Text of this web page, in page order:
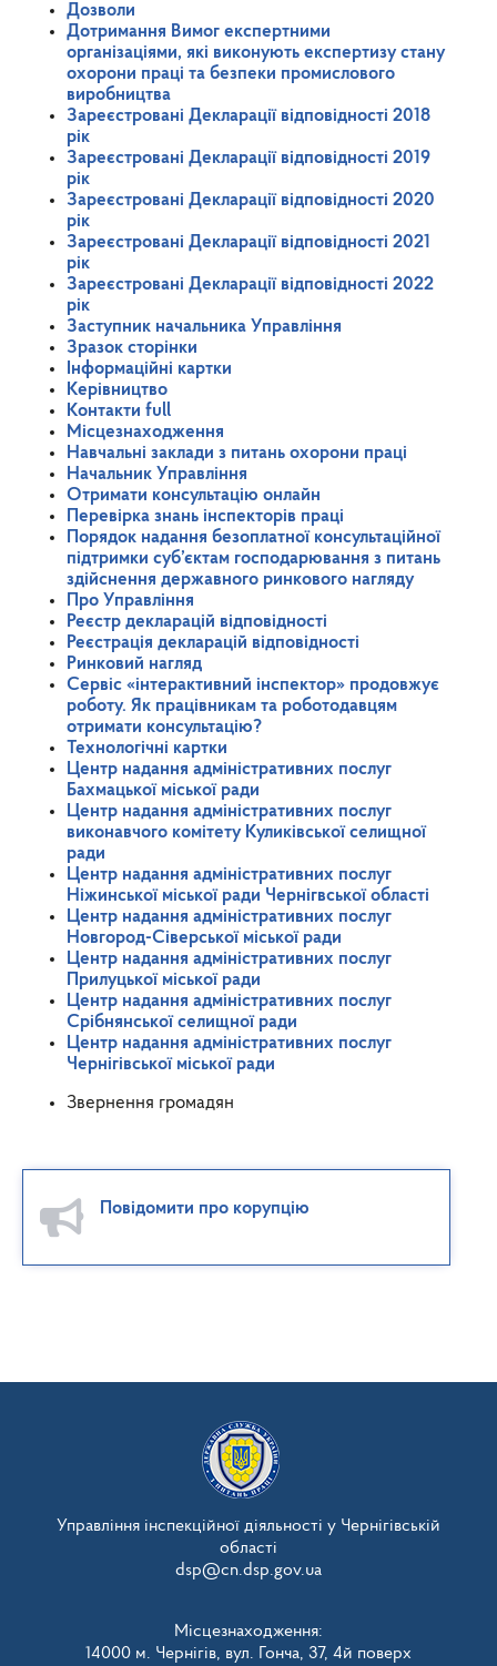
Дозволи
Дотримання Вимог експертними
організаціями, які виконують експертизу стану
охорони праці та безпеки промислового
виробництва
Зареєстровані Декларації відповідності 2018
рік
Зареєстровані Декларації відповідності 2019
рік
Зареєстровані Декларації відповідності 2020
рік
Зареєстровані Декларації відповідності 2021
рік
Зареєстровані Декларації відповідності 2022
рік
Заступник начальника Управління
Зразок сторінки
Інформаційні картки
Керівництво
Контакти full
Місцезнаходження
Навчальні заклади з питань охорони праці
Начальник Управління
Отримати консультацію онлайн
Перевірка знань інспекторів праці
Порядок надання безоплатної консультаційної
підтримки суб’єктам господарювання з питань
здійснення державного ринкового нагляду
Про Управління
Реєстр декларацій відповідності
Реєстрація декларацій відповідності
Ринковий нагляд
Сервіс «інтерактивний інспектор» продовжує
роботу. Як працівникам та роботодавцям
отримати консультацію?
Технологічні картки
Центр надання адміністративних послуг
Бахмацької міської ради
Центр надання адміністративних послуг
виконавчого комітету Куликівської селищної
ради
Центр надання адміністративних послуг
Ніжинської міської ради Чернігвської області
Центр надання адміністративних послуг
Новгород-Сіверської міської ради
Центр надання адміністративних послуг
Прилуцької міської ради
Центр надання адміністративних послуг
Срібнянської селищної ради
Центр надання адміністративних послуг
Чернігівської міської ради
Звернення громадян
Повідомити про корупцію
Управління інспекційної діяльності у Чернігівській
області
dsp@cn.dsp.gov.ua
Місцезнаходження:
14000 м. Чернігів, вул. Гонча, 37, 4й поверх